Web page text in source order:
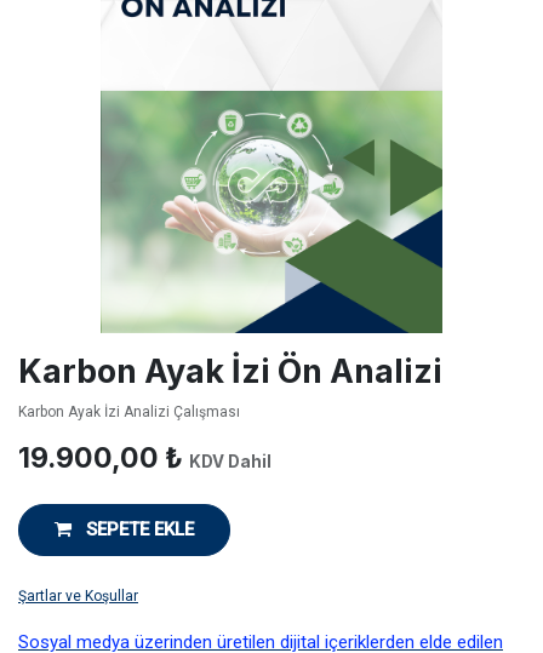
Karbon Ayak İzi Ön Analizi
Karbon Ayak İzi Analizi Çalışması
19.900,00 ₺ KDV Dahil
SEPETE EKLE
Şartlar ve Koşullar
Sosyal medya üzerinden üretilen dijital içeriklerden elde edilen